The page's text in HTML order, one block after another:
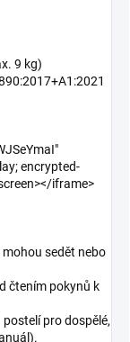
9 kg)
encrypted-
iframe>
mohou sedět nebo
čtením pokynů k
pro dospělé,